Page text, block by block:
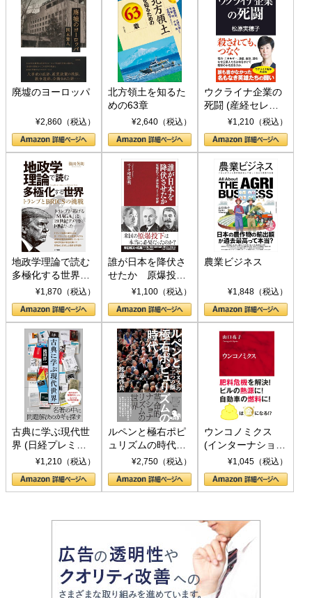
廃墟のヨーロッパ
¥2,860（税込）
北方領土を知るた
めの63章
¥2,640（税込）
ウクライナ企業の
死闘 (産経セレク
ト S 039)¥1,210（税込）
地政学理論で読む
多極化する世界：
トランプとBRICS
の挑戦
¥1,870（税込）
誰が日本を降伏さ
せたか 原爆投
下、ソ連参戦、そ
して聖断 (PHP新
書)
¥1,100（税込）
農業ビジネス
¥1,848（税込）
古典に学ぶ現代世
界 (日経プレミア
シリーズ)¥1,210（税込）
ルペンと極右ポピ
ュリズムの時代：
〈ヤヌス〉の二つ
の顔
¥2,750（税込）
ウンコノミクス
(インターナショナ
ル新書)¥1,045（税込）